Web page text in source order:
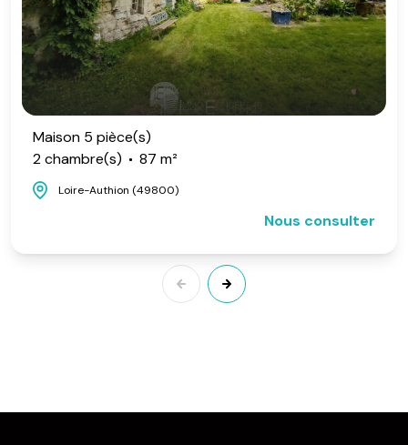
Maison 5 pièce(s)
2 chambre(s)
87 m²
Loire-Authion (49800)
Nous consulter